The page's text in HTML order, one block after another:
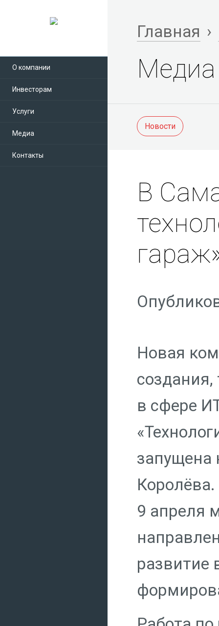
О компании
Инвесторам
Услуги
Медиа
Контакты
Главная ›
Медиа
Новости
В
Новая
создания,
в сфере
запущена
9 апреля
развитие